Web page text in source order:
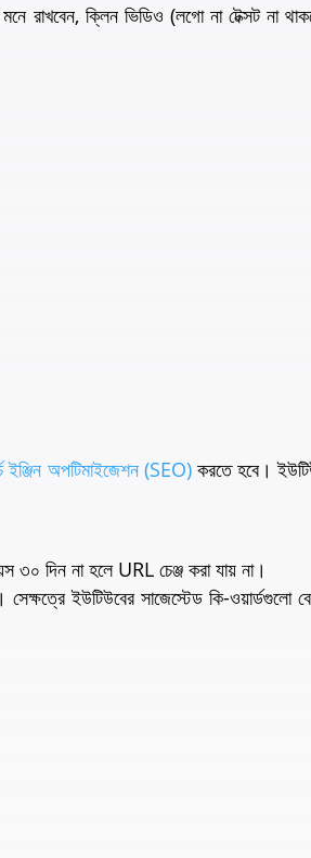
রাখবেন, ক্লিন ভিডিও (লগো না টেক্সট না
ইঞ্জিন অপটিমাইজেশন (SEO)করতে হবে।
৩০ দিন না হলে URL চেঞ্জ করা যায় না।
সেক্ষত্রে ইউটিউবের সাজেস্টেড কি-ওয়ার্ডগুলো